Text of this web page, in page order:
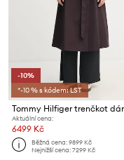
-10%
*-10 % s kódem: LST
Aktuální cena:
6499 Kč
Běžná cena:9899 Kč
Nejnižší cena:7299 Kč